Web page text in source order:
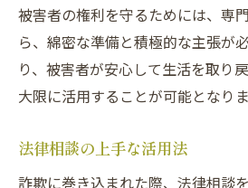
被害者の権利を守るためには、専
ら、綿密な準備と積極的な主張が
り、被害者が安心して生活を取り
大限に活用することが可能となりま
法律相談の上手な活用法
詐欺に巻き込まれた際、法律相談